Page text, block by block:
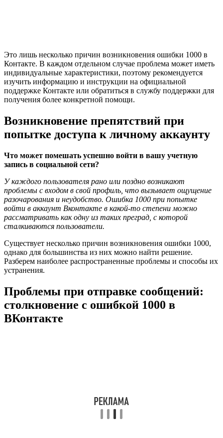
Это лишь несколько причин возникновения ошибки 1000 в
Контакте. В каждом отдельном случае проблема может иметь
индивидуальные характеристики, поэтому рекомендуется
изучить информацию и инструкции на официальной
поддержке Контакте или обратиться в службу поддержки для
получения более конкретной помощи.
Возникновение препятствий при
попытке доступа к личному аккаунту
Что может помешать успешно войти в вашу учетную
запись в социальной сети?
У каждого пользователя рано или поздно возникают
проблемы с входом в свой профиль, что вызывает ощущение
разочарования и неудобство. Ошибка 1000 при попытке
войти в аккаунт Вконтакте в какой-то степени можно
рассматривать как одну из таких преград, с которой
сталкиваются пользователи.
Существует несколько причин возникновения ошибки 1000,
однако для большинства из них можно найти решение.
Разберем наиболее распространенные проблемы и способы их
устранения.
Проблемы при отправке сообщений:
столкновение с ошибкой 1000 в
ВКонтакте